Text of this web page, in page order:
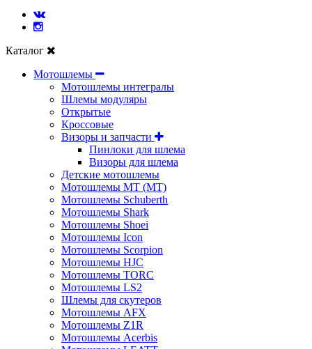
Каталог
Мотошлемы
Мотошлемы интегралы
Шлемы модуляры
Открытые
Кросcовые
Визоры и запчасти
Пинлоки для шлема
Визоры для шлема
Детские мотошлемы
Мотошлемы MT (МТ)
Мотошлемы Schuberth
Мотошлемы Shark
Мотошлемы Shoei
Мотошлемы Icon
Мотошлемы Scorpion
Мотошлемы HJC
Мотошлемы TORC
Мотошлемы LS2
Шлемы для скутеров
Мотошлемы AFX
Мотошлемы Z1R
Мотошлемы Acerbis